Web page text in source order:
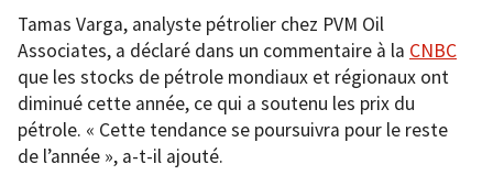
Tamas Varga, analyste pétrolier chez PVM Oil
Associates, a déclaré dans un commentaire à la CNBC
que les stocks de pétrole mondiaux et régionaux ont
diminué cette année, ce qui a soutenu les prix du
pétrole. « Cette tendance se poursuivra pour le reste
de l’année », a-t-il ajouté.